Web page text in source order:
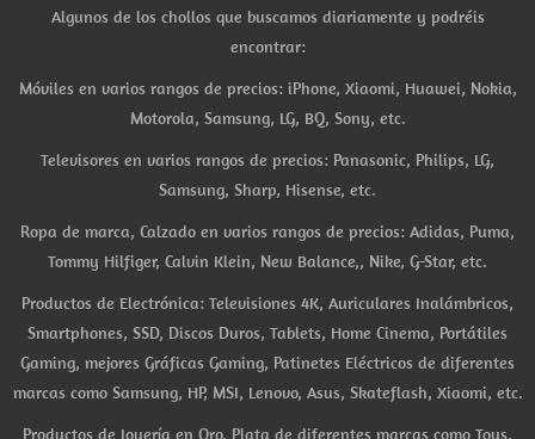
Algunos de los chollos que buscamos diariamente y podréis
encontrar:
Móviles en varios rangos de precios: iPhone, Xiaomi, Huawei, Nokia,
Motorola, Samsung, LG, BQ, Sony, etc.
Televisores en varios rangos de precios: Panasonic, Philips, LG,
Samsung, Sharp, Hisense, etc.
Ropa de marca, Calzado en varios rangos de precios: Adidas, Puma,
Tommy Hilfiger, Calvin Klein, New Balance,, Nike, G-Star, etc.
Productos de Electrónica: Televisiones 4K, Auriculares Inalámbricos,
Smartphones, SSD, Discos Duros, Tablets, Home Cinema, Portátiles
Gaming, mejores Gráficas Gaming, Patinetes Eléctricos de diferentes
marcas como Samsung, HP, MSI, Lenovo, Asus, Skateflash, Xiaomi, etc.
Productos de Joyería en Oro, Plata de diferentes marcas como Tous,